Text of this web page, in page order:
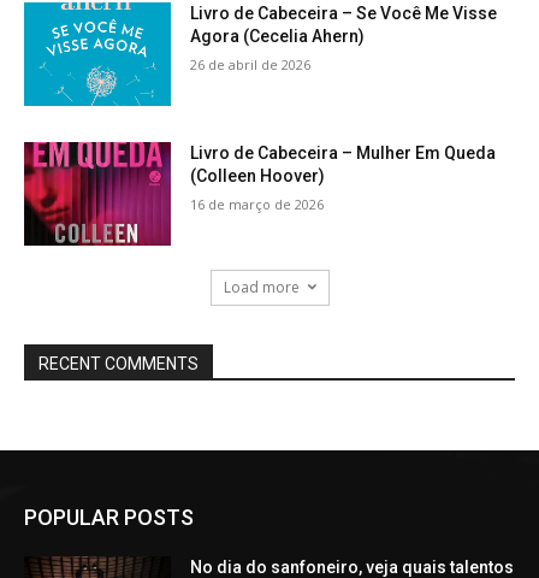
Livro de Cabeceira – Se Você Me Visse
Agora (Cecelia Ahern)
26 de abril de 2026
Livro de Cabeceira – Mulher Em Queda
(Colleen Hoover)
16 de março de 2026
Load more
RECENT COMMENTS
POPULAR POSTS
No dia do sanfoneiro, veja quais talentos